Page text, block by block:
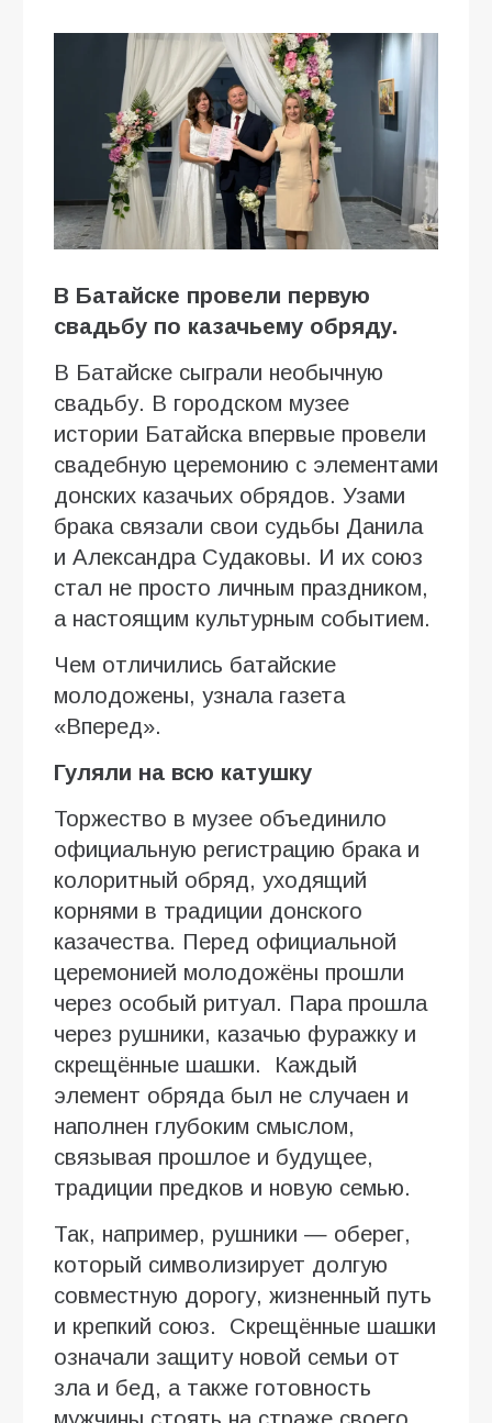
В Батайске провели первую
свадьбу по казачьему обряду.
В Батайске сыграли необычную
свадьбу. В городском музее
истории Батайска впервые провели
свадебную церемонию с элементами
донских казачьих обрядов. Узами
брака связали свои судьбы Данила
и Александра Судаковы. И их союз
стал не просто личным праздником,
а настоящим культурным событием.
Чем отличились батайские
молодожены, узнала газета
«Вперед».
Гуляли на всю катушку
Торжество в музее объединило
официальную регистрацию брака и
колоритный обряд, уходящий
корнями в традиции донского
казачества. Перед официальной
церемонией молодожёны прошли
через особый ритуал. Пара прошла
через рушники, казачью фуражку и
скрещённые шашки. Каждый
элемент обряда был не случаен и
наполнен глубоким смыслом,
связывая прошлое и будущее,
традиции предков и новую семью.
Так, например, рушники — оберег,
который символизирует долгую
совместную дорогу, жизненный путь
и крепкий союз. Скрещённые шашки
означали защиту новой семьи от
зла и бед, а также готовность